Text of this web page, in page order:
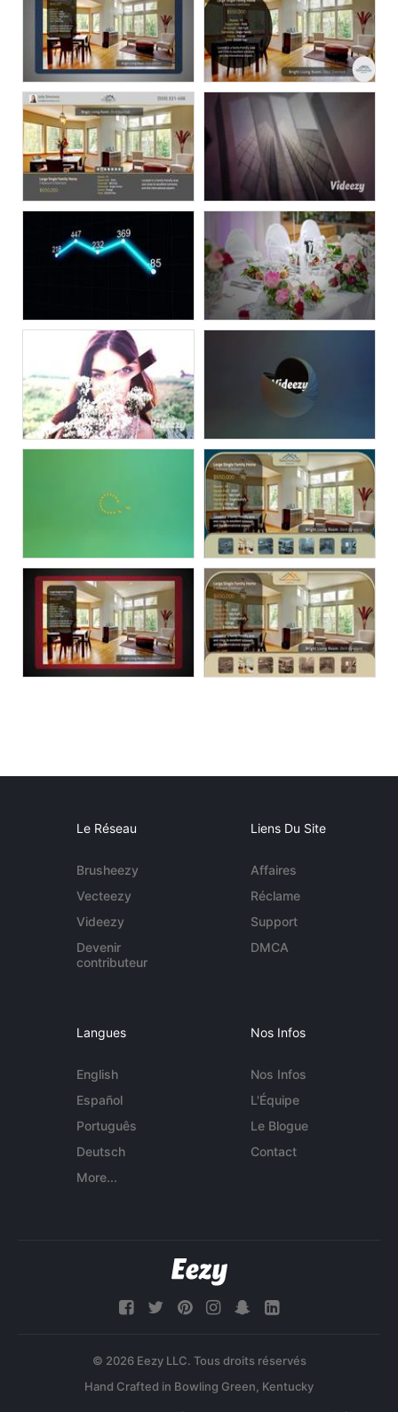
Le Réseau
Brusheezy
Vecteezy
Videezy
Devenir
contributeur
Liens Du Site
Affaires
Réclame
Support
DMCA
Langues
English
Español
Português
Deutsch
More...
Nos Infos
Nos Infos
L'Équipe
Le Blogue
Contact
© 2026 Eezy LLC. Tous droits réservés